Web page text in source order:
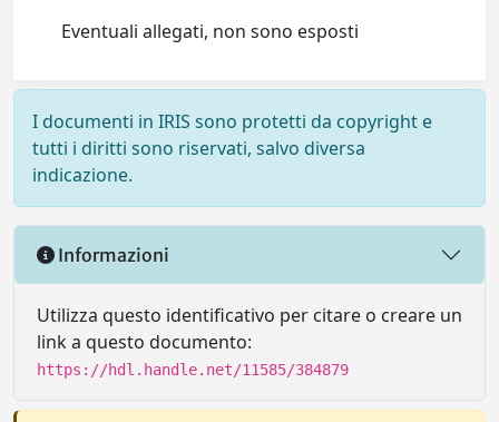
Eventuali allegati, non sono esposti
I documenti in IRIS sono protetti da copyright e
tutti i diritti sono riservati, salvo diversa
indicazione.
Informazioni
Utilizza questo identificativo per citare o creare un
link a questo documento:
https://hdl.handle.net/11585/384879